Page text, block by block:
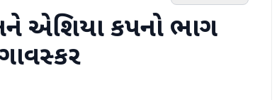
એશિયા કપનો ભાગ